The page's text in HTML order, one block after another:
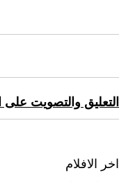
التعليق والتصويت
اخر الافلام